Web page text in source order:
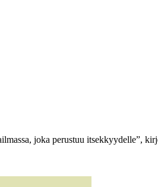
joka perustuu itsekkyydelle”,